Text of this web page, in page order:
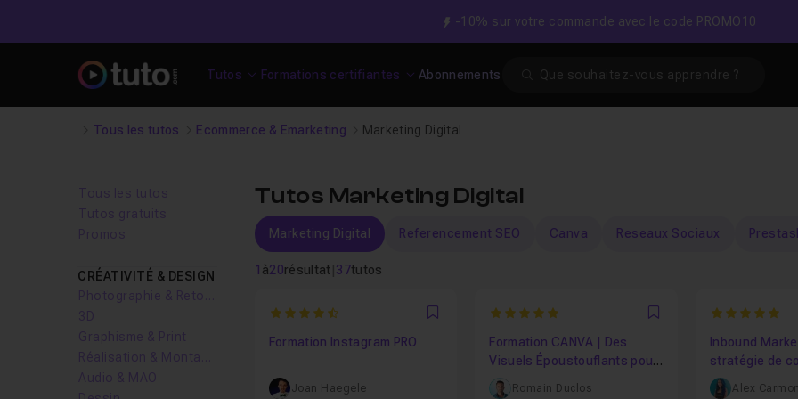
-10% sur votre commande avec le code PROMO10
Tutos Formations certifiantes Abonnements
Tous les tutos Ecommerce & Emarketing Marketing Digital
Tous les tutos
Tutos gratuits
Promos
CRÉATIVITÉ & DESIGN
3D
Graphisme & Print
Audio & MAO
Tutos Marketing Digital
Marketing Digital Referencement SEO Canva Reseaux Sociaux
1 à20résultat 37tutos
4.4444444444444 Favori
Formation Instagram PRO
Joan Haegele
5 Favori
Formation CANVA | Des
Visuels Époustouflants pour
les Réseaux Sociaux
Romain Duclos
5
Inbound
stratégie de
Z
Alex